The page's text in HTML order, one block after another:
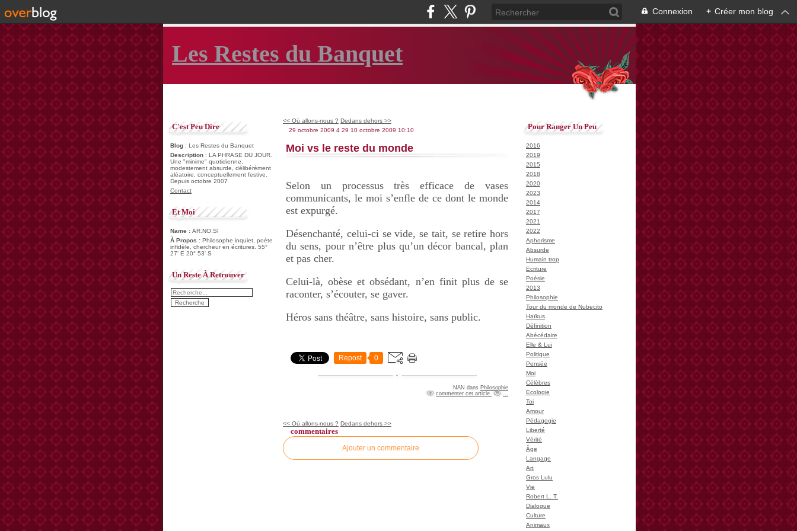
Connexion + Créer mon blog
Les Restes du Banquet
C'est Peu Dire
Blog : Les Restes du Banquet
Description : LA PHRASE DU JOUR.
Une "minime" quotidienne,
modestement absurde, délibérément
aléatoire, conceptuellement festive.
Depuis octobre 2007
Contact
Et Moi
Name : AR.NO.SI
À Propos : Philosophe inquiet, poète
infidèle, chercheur en écritures. 55°
27' E 20° 53' S
Un Reste À Retrouver
<< Où allons-nous ? Dedans dehors >>
29 octobre 2009 4 29 10 octobre 2009 10:10
Moi vs le reste du monde
Selon un processus très efficace de vases
communicants, le moi s’enfle de ce dont le monde
est expurgé.
Désenchanté, celui-ci se vide, se tait, se retire hors
du sens, pour n’être plus qu’un décor bancal, plan
et pas cher.
Celui-là, obèse et obsédant, n’en finit plus de se
raconter, s’écouter, se gaver.
Héros sans théâtre, sans histoire, sans public.
Repost 0
NAN dans Philosophie
commenter cet article
<< Où allons-nous ? Dedans dehors >>
commentaires
Ajouter un commentaire
Pour Ranger Un Peu
2016
2019
2015
2018
2020
2023
2014
2017
2021
2022
Aphorisme
Absurde
Humain trop
Ecriture
Poésie
2013
Philosophie
Tour du monde de Nubecito
Haïkus
Définition
Abécédaire
Elle & Lui
Politique
Pensée
Moi
Célèbres
Ecologie
Toi
Amour
Pédagogie
Liberté
Vérité
Âge
Langage
Art
Gros Lulu
Vie
Robert L. T.
Dialogue
Culture
Animaux